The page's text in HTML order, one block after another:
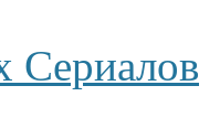
Сериалов